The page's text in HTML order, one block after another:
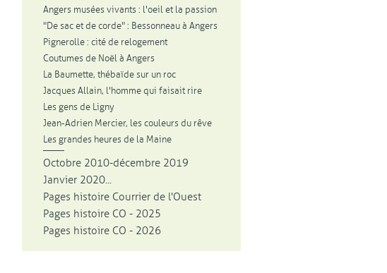
Angers musées vivants : l'oeil et la passion
"De sac et de corde" : Bessonneau à Angers
Pignerolle : cité de relogement
Coutumes de Noël à Angers
La Baumette, thébaïde sur un roc
Jacques Allain, l'homme qui faisait rire
Les gens de Ligny
Jean-Adrien Mercier, les couleurs du rêve
Les grandes heures de la Maine
Octobre 2010-décembre 2019
Janvier 2020...
Pages histoire Courrier de l'Ouest
Pages histoire CO - 2025
Pages histoire CO - 2026